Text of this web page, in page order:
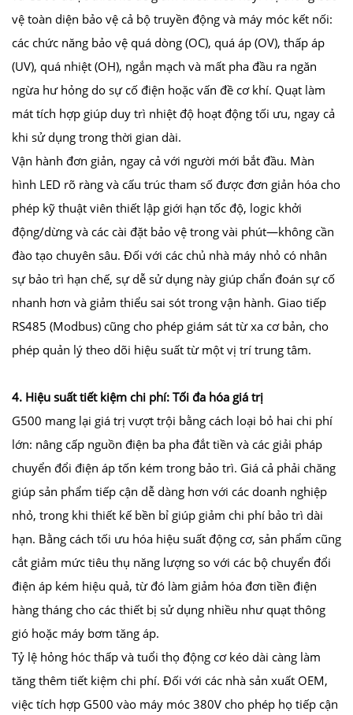
vệ toàn diện bảo vệ cả bộ truyền động và máy móc kết nối:
các chức năng bảo vệ quá dòng (OC), quá áp (OV), thấp áp
(UV), quá nhiệt (OH), ngắn mạch và mất pha đầu ra ngăn
ngừa hư hỏng do sự cố điện hoặc vấn đề cơ khí. Quạt làm
mát tích hợp giúp duy trì nhiệt độ hoạt động tối ưu, ngay cả
khi sử dụng trong thời gian dài.
Vận hành đơn giản, ngay cả với người mới bắt đầu. Màn
hình LED rõ ràng và cấu trúc tham số được đơn giản hóa cho
phép kỹ thuật viên thiết lập giới hạn tốc độ, logic khởi
động/dừng và các cài đặt bảo vệ trong vài phút—không cần
đào tạo chuyên sâu. Đối với các chủ nhà máy nhỏ có nhân
sự bảo trì hạn chế, sự dễ sử dụng này giúp chẩn đoán sự cố
nhanh hơn và giảm thiểu sai sót trong vận hành. Giao tiếp
RS485 (Modbus) cũng cho phép giám sát từ xa cơ bản, cho
phép quản lý theo dõi hiệu suất từ một vị trí trung tâm.
4. Hiệu suất tiết kiệm chi phí: Tối đa hóa giá trị
G500 mang lại giá trị vượt trội bằng cách loại bỏ hai chi phí
lớn: nâng cấp nguồn điện ba pha đắt tiền và các giải pháp
chuyển đổi điện áp tốn kém trong bảo trì. Giá cả phải chăng
giúp sản phẩm tiếp cận dễ dàng hơn với các doanh nghiệp
nhỏ, trong khi thiết kế bền bỉ giúp giảm chi phí bảo trì dài
hạn. Bằng cách tối ưu hóa hiệu suất động cơ, sản phẩm cũng
cắt giảm mức tiêu thụ năng lượng so với các bộ chuyển đổi
điện áp kém hiệu quả, từ đó làm giảm hóa đơn tiền điện
hàng tháng cho các thiết bị sử dụng nhiều như quạt thông
gió hoặc máy bơm tăng áp.
Tỷ lệ hỏng hóc thấp và tuổi thọ động cơ kéo dài càng làm
tăng thêm tiết kiệm chi phí. Đối với các nhà sản xuất OEM,
việc tích hợp G500 vào máy móc 380V cho phép họ tiếp cận